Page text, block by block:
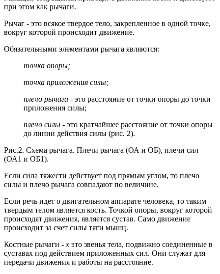
при этом как рычаги.
Рычаг - это всякое твердое тело, закрепленное в одной точке,
вокруг которой происходит движение.
Обязательными элементами рычага являются:
точка опоры;
точка приложения силы;
плечо рычага - это расстояние от точки опоры до точки
приложения силы;
плечо силы - это кратчайшее расстояние от точки опоры
до линии действия силы (рис. 2).
Рис.2. Схема рычага. Плечи рычага (ОА и ОБ), плечи сил
(ОА1 и ОБ1).
Если сила тяжести действует под прямым углом, то плечо
силы и плечо рычага совпадают по величине.
Если речь идет о двигательном аппарате человека, то таким
твердым телом является кость. Точкой опоры, вокруг которой
происходят движения, является сустав. Само движение
происходит за счет силы тяги мышц.
Костные рычаги - х это звенья тела, подвижно соединенные в
суставах под действием приложенных сил. Они служат для
передачи движения и работы на расстояние.